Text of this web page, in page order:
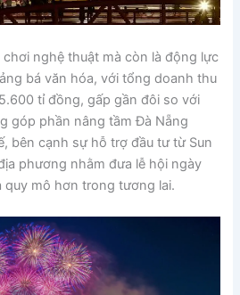
nghệ thuật mà còn là động lực
bá văn hóa, với tổng doanh thu
tỉ đồng, gấp gần đôi so với
góp phần nâng tầm Đà Nẵng
bên cạnh sự hỗ trợ đầu tư từ Sun
phương nhằm đưa lễ hội ngày
quy mô hơn trong tương lai.